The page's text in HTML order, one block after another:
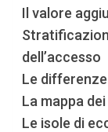
Il valore
dell’accesso
Le
La mappa
Le isole di